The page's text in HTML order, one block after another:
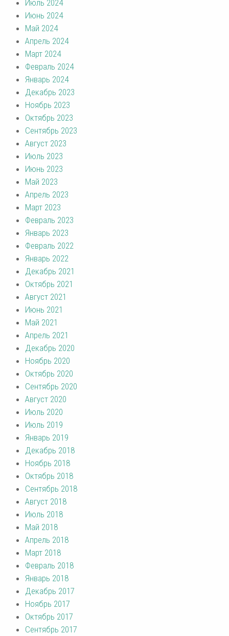
Июль 2024
Июнь 2024
Май 2024
Апрель 2024
Март 2024
Февраль 2024
Январь 2024
Декабрь 2023
Ноябрь 2023
Октябрь 2023
Сентябрь 2023
Август 2023
Июль 2023
Июнь 2023
Май 2023
Апрель 2023
Март 2023
Февраль 2023
Январь 2023
Февраль 2022
Январь 2022
Декабрь 2021
Октябрь 2021
Август 2021
Июнь 2021
Май 2021
Апрель 2021
Декабрь 2020
Ноябрь 2020
Октябрь 2020
Сентябрь 2020
Август 2020
Июль 2020
Июль 2019
Январь 2019
Декабрь 2018
Ноябрь 2018
Октябрь 2018
Сентябрь 2018
Август 2018
Июль 2018
Май 2018
Апрель 2018
Март 2018
Февраль 2018
Январь 2018
Декабрь 2017
Ноябрь 2017
Октябрь 2017
Сентябрь 2017